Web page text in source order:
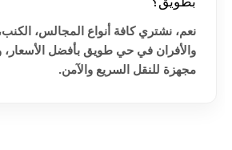
نعم، نشتري كافة أنواع المجالس،
والأفران في حي طويق بأفضل الأسعار،
مجهزة للنقل السريع والآمن.